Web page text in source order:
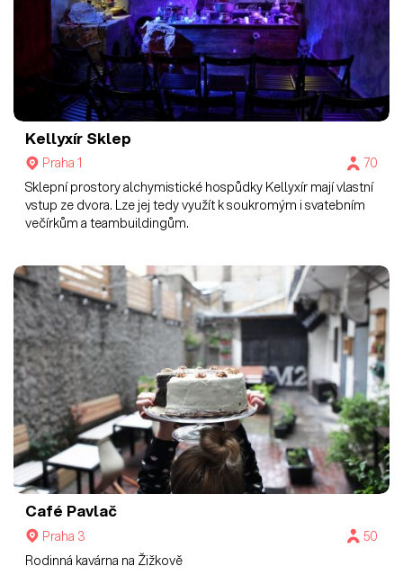
Kellyxír Sklep
Praha 1
70
Sklepní prostory alchymistické hospůdky Kellyxír mají vlastní
vstup ze dvora. Lze jej tedy využít k soukromým i svatebním
večírkům a teambuildingům.
Café Pavlač
Praha 3
50
Rodinná kavárna na Žižkově